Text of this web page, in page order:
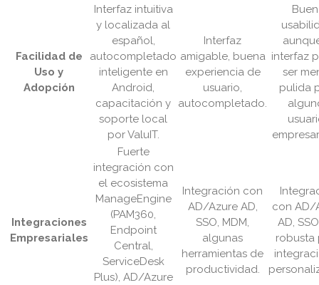
Facilidad de
Uso y
Adopción
Interfaz intuitiva
y localizada al
español,
autocompletado
inteligente en
Android,
capacitación y
soporte local
por ValuIT.
Interfaz
amigable, buena
experiencia de
usuario,
autocompletado.
interfaz
ser
pulida
Integraciones
Empresariales
Fuerte
integración con
el ecosistema
ManageEngine
(PAM360,
Endpoint
Central,
ServiceDesk
Plus), AD/Azure
Integración con
AD/Azure AD,
SSO, MDM,
algunas
herramientas de
productividad.
con AD/
AD,
robusta